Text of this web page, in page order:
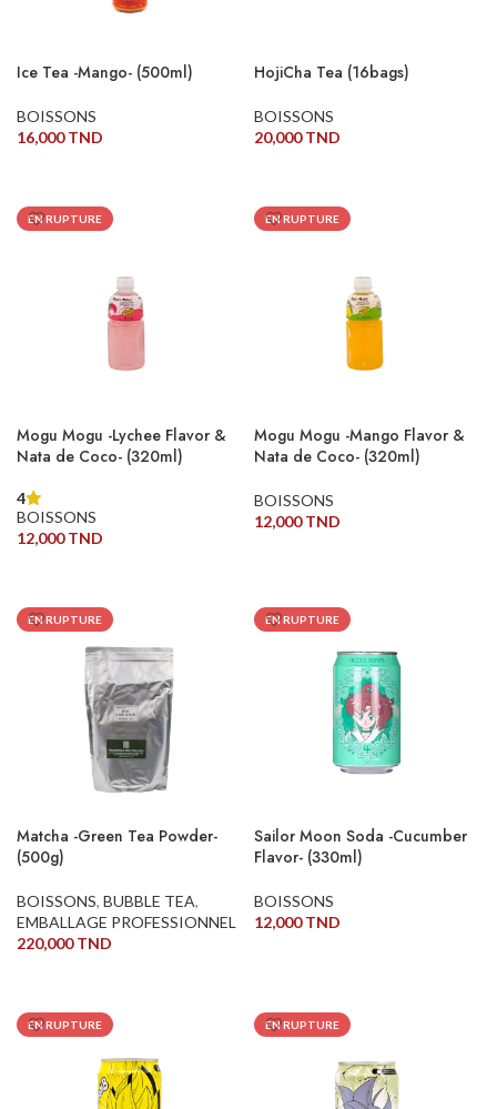
Ice Tea -Mango- (500ml)
BOISSONS
16,000TND
HojiCha Tea (16bags)
BOISSONS
20,000TND
EN RUPTURE
Mogu Mogu -Lychee Flavor &
Nata de Coco- (320ml)
4
BOISSONS
12,000TND
EN RUPTURE
Mogu Mogu -Mango Flavor &
Nata de Coco- (320ml)
BOISSONS
12,000TND
EN RUPTURE
Matcha -Green Tea Powder-
(500g)
BOISSONS, BUBBLE TEA,
EMBALLAGE PROFESSIONNEL
220,000TND
EN RUPTURE
Sailor Moon Soda -Cucumber
Flavor- (330ml)
BOISSONS
12,000TND
EN RUPTURE EN RUPTURE